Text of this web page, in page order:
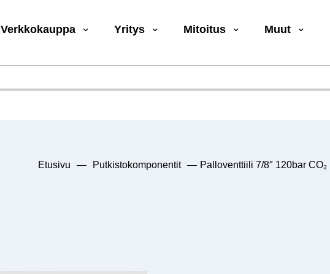
Verkkokauppa Yritys Mitoitus Muut
Etusivu — Putkistokomponentit — Palloventtiili 7/8″ 120bar CO₂